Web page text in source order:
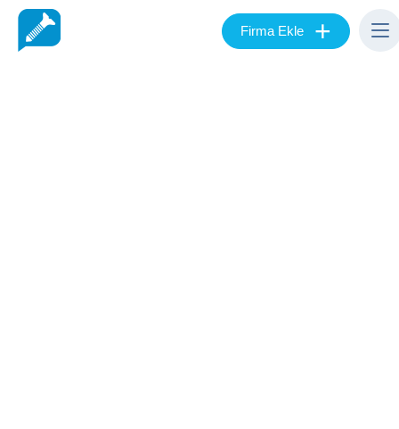
Firma Ekle +